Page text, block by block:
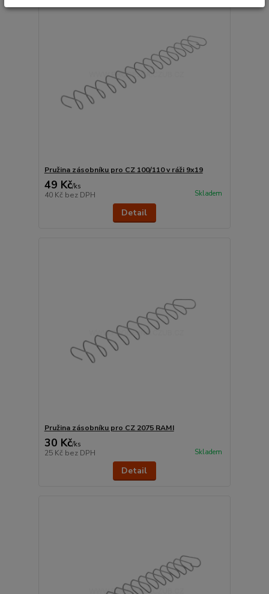
Pružina zásobníku pro CZ 100/110 v ráži 9x19
49 Kč/ks
40 Kč bez DPH Skladem
Detail
Pružina zásobníku pro CZ 2075 RAMI
30 Kč/ks
25 Kč bez DPH Skladem
Detail